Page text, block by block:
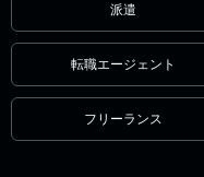
派遣
転職エージェント
フリーランス